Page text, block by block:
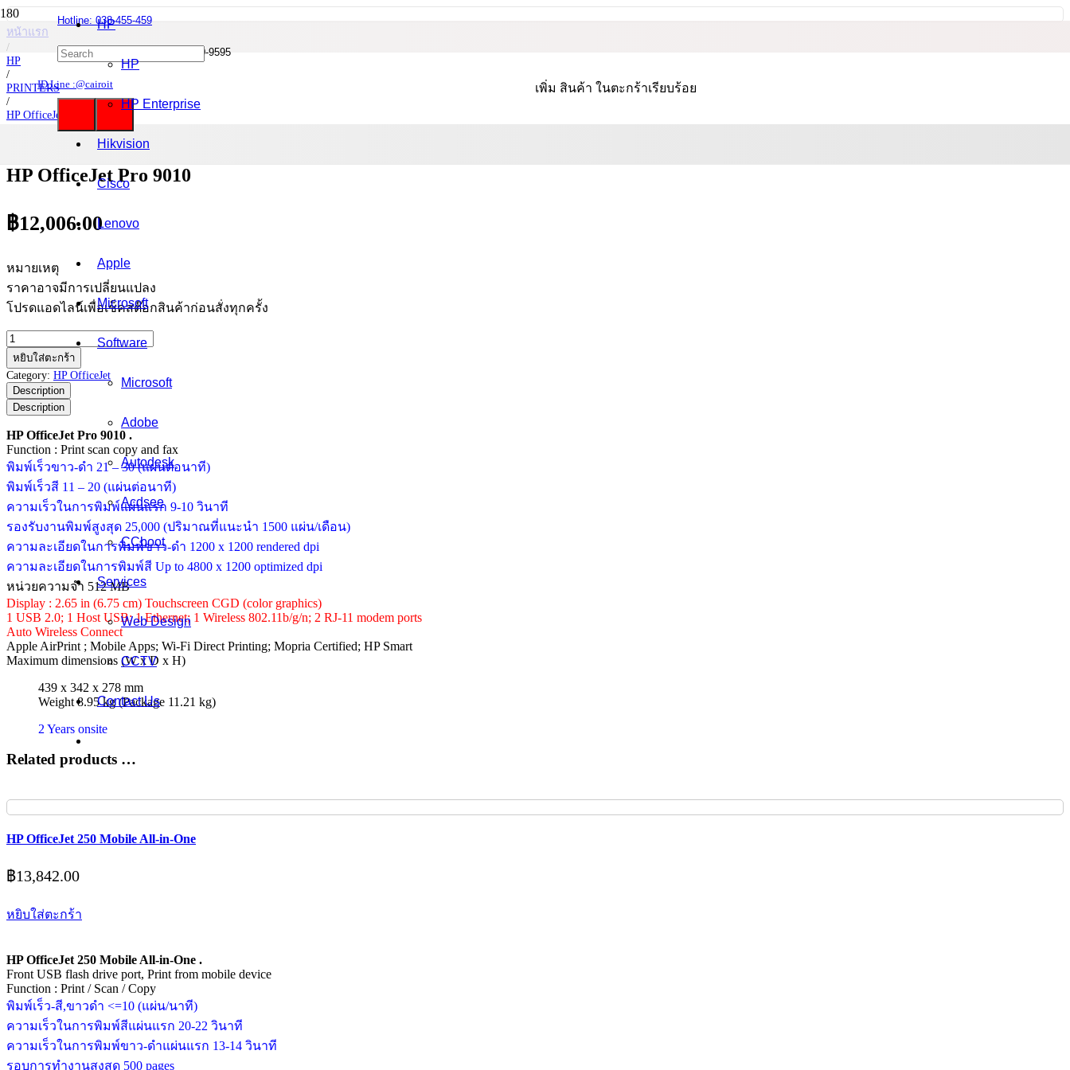
Hotline: 038-455-459
Mobile : 085-0844-555 / 090-980-9595
ID Line :@cairoit เพิ่ม สินค้า ในตะกร้าเรียบร้อย
HP
HP
HP Enterprise
Hikvision
Cisco
Lenovo
Apple
Microsoft
Software
Microsoft
Adobe
Autodesk
Acdsee
CCboot
Services
Web Design
CCTV
Contact Us
หน้าแรก
/
HP
/
PRINTERS
/
HP OfficeJet
HP OfficeJet Pro 9010
HP OfficeJet Pro 9010
฿12,006.00
หมายเหตุ
ราคาอาจมีการเปลี่ยนแปลง
โปรดแอดไลน์เพื่อเช็คสต๊อกสินค้าก่อนสั่งทุกครั้ง
จำนวน
HP
OfficeJet
Pro
9010
ชิ้น
หยิบใส่ตะกร้า
Category: HP OfficeJet
Description
Description
HP OfficeJet Pro 9010 .
Function : Print scan copy and fax
พิมพ์เร็วขาว-ดำ 21 – 30 (แผ่นต่อนาที)
พิมพ์เร็วสี 11 – 20 (แผ่นต่อนาที)
ความเร็วในการพิมพ์แผ่นแรก 9-10 วินาที
รองรับงานพิมพ์สูงสุด 25,000 (ปริมาณที่แนะนำ 1500 แผ่น/เดือน)
ความละเอียดในการพิมพ์ขาว-ดำ 1200 x 1200 rendered dpi
ความละเอียดในการพิมพ์สี Up to 4800 x 1200 optimized dpi
หน่วยความจำ 512 MB
Display : 2.65 in (6.75 cm) Touchscreen CGD (color graphics)
1 USB 2.0; 1 Host USB; 1 Ethernet; 1 Wireless 802.11b/g/n; 2 RJ-11 modem ports
Auto Wireless Connect
Apple AirPrint ; Mobile Apps; Wi-Fi Direct Printing; Mopria Certified; HP Smart
Maximum dimensions (W x D x H)
439 x 342 x 278 mm
Weight 8.95 kg (Package 11.21 kg)
2 Years onsite
Related products …
HP OfficeJet 250 Mobile All-in-One
฿13,842.00
หยิบใส่ตะกร้า
HP OfficeJet 250 Mobile All-in-One .
Front USB flash drive port, Print from mobile device
Function : Print / Scan / Copy
พิมพ์เร็ว-สี,ขาวดำ <=10 (แผ่น/นาที)
ความเร็วในการพิมพ์สีแผ่นแรก 20-22 วินาที
ความเร็วในการพิมพ์ขาว-ดำแผ่นแรก 13-14 วินาที
รอบการทำงานสูงสุด 500 pages